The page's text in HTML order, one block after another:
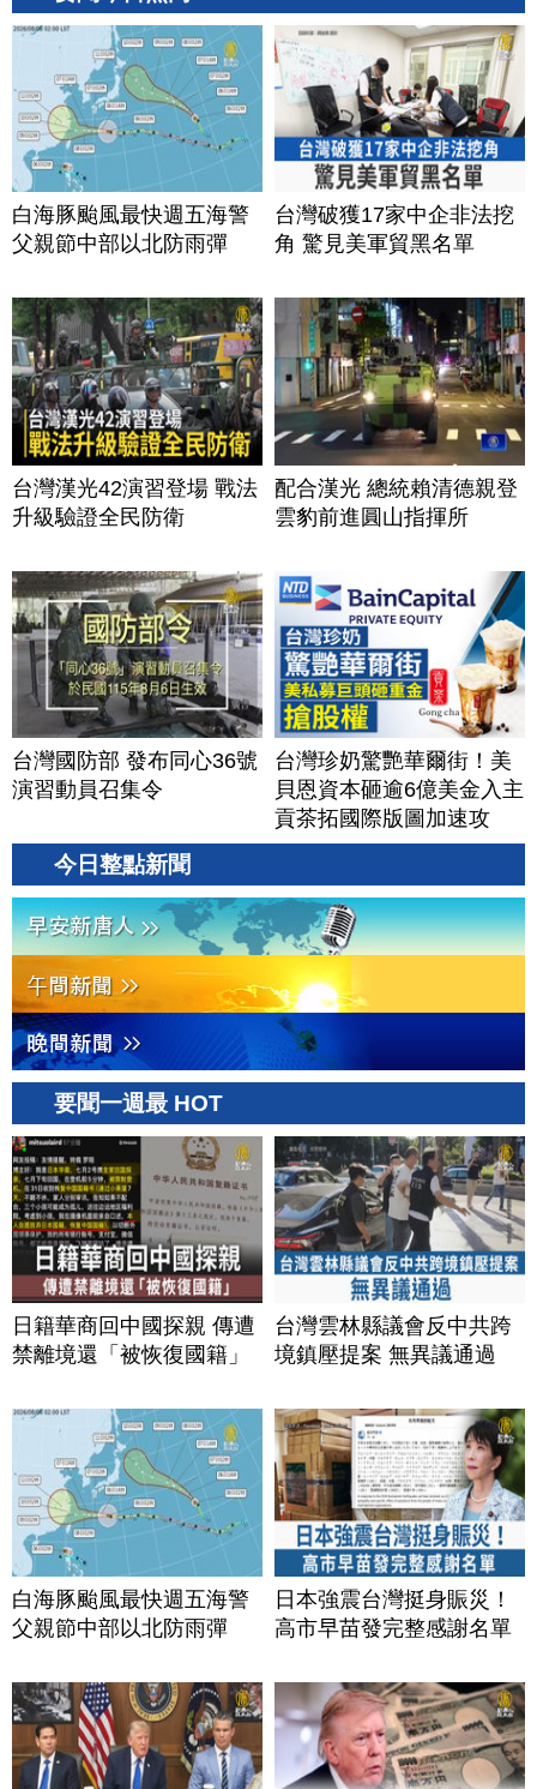
白海豚颱風最快週五海警
父親節中部以北防雨彈
台灣破獲17家中企非法挖
角 驚見美軍貿黑名單
台灣漢光42演習登場 戰法
升級驗證全民防衛
配合漢光 總統賴清德親登
雲豹前進圓山指揮所
台灣國防部 發布同心36號
演習動員召集令
台灣珍奶驚艷華爾街！美
貝恩資本砸逾6億美金入主
貢茶拓國際版圖加速攻
美？｜#財經新聞｜
今日整點新聞
要聞一週最 HOT
日籍華商回中國探親 傳遭
禁離境還「被恢復國籍」
台灣雲林縣議會反中共跨
境鎮壓提案 無異議通過
白海豚颱風最快週五海警
父親節中部以北防雨彈
日本強震台灣挺身賑災！
高市早苗發完整感謝名單